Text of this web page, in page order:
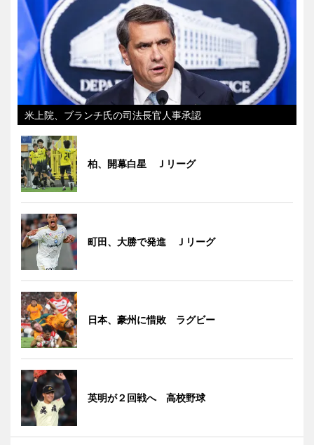
米上院、ブランチ氏の司法長官人事承認
柏、開幕白星 Ｊリーグ
町田、大勝で発進 Ｊリーグ
日本、豪州に惜敗 ラグビー
英明が２回戦へ 高校野球